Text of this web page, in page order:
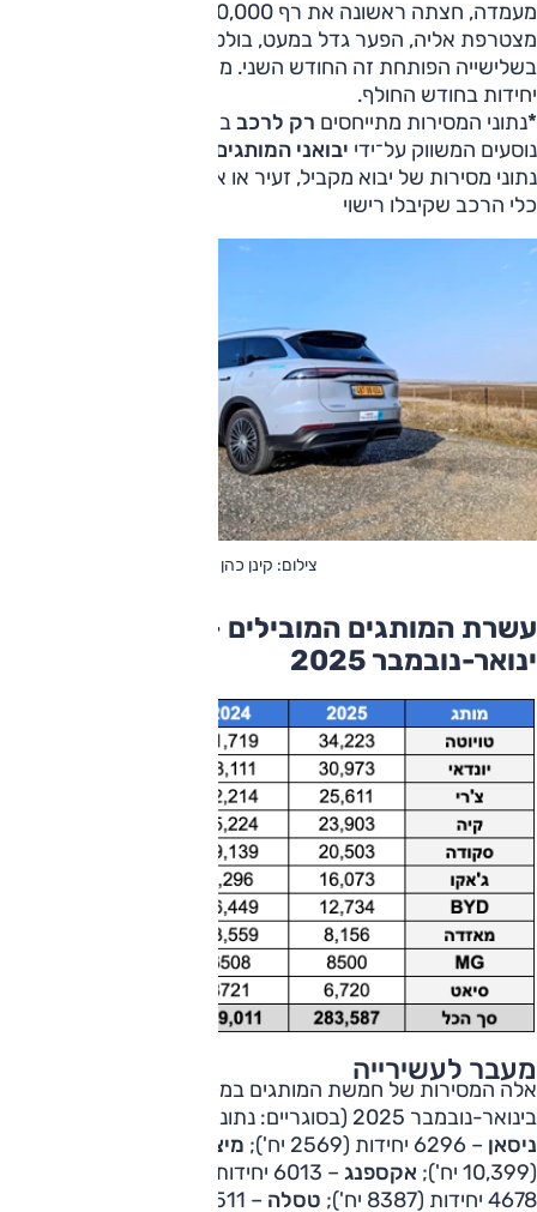
מצטרפת אליה, הפער גדל במעט, בולט מקומה של צ'רי
יחידות בחודש החולף.
*נתוני המסירות מתייחסים רק לרכב
נוסעים המשווק על־ידי יבואני המותגים
נתוני מסירות של יבוא מקביל, זעיר או אישי, מייצגים את מספר
כלי הרכב שקיבלו רישוי
צילום: קינן כהן
עשרת המותגים המובילים – מסירות
ינואר-נובמבר 2025
מעבר לעשירייה
בינואר-נובמבר 2025 (בסוגריים: נתוני ינואר-נובמבר 2024):
ניסאן – 6296 יחידות (2569 יח'); מיצובישי
(10,399 יח');
אקספנג – 6013 יחידות (3624 יח');
4678 יחידות (8387 יח');
טסלה – 4511 יחידות (6261 יח').